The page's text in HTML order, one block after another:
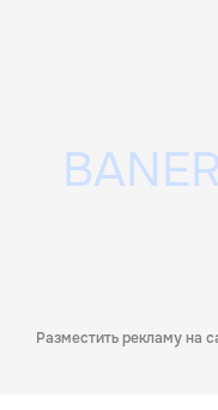
Разместить рекламу на